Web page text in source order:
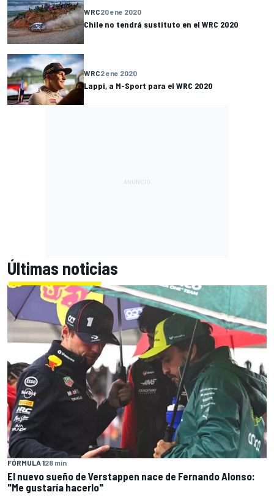
WRC20 ene 2020
Chile no tendrá sustituto en el WRC 2020
WRC2 ene 2020
Lappi, a M-Sport para el WRC 2020
Últimas noticias
FÓRMULA 128 min
El nuevo sueño de Verstappen nace de Fernando Alonso:
"Me gustaría hacerlo"